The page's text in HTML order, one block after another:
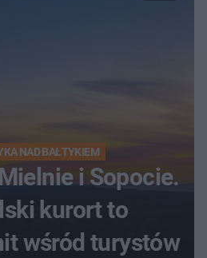
NAD BAŁTYKIEM
i Sopocie.
kurort to
wśród turystów